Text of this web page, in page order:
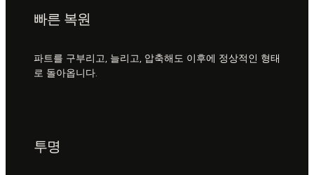
빠른 복원
파트를 구부리고, 늘리고, 압축해도 이후에 정상적인 형태
로 돌아옵니다.
투명